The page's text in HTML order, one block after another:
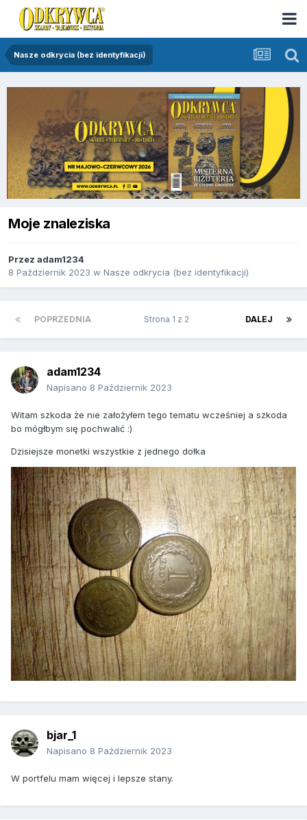
Nasze odkrycia (bez identyfikacji)
Moje znaleziska
Przez adam1234
8 Październik 2023 w Nasze odkrycia (bez identyfikacji)
POPRZEDNIA DALEJ
Strona 1 z 2
adam1234
Napisano 8 Październik 2023
Witam szkoda że nie założyłem tego tematu wcześniej a szkoda
bo mógłbym się pochwalić :)
Dzisiejsze monetki wszystkie z jednego dołka
bjar_1
Napisano 8 Październik 2023
W portfelu mam więcej i lepsze stany.